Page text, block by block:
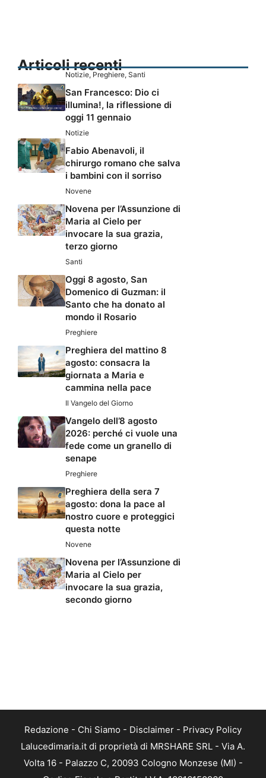
Articoli recenti
Notizie, Preghiere, Santi
San Francesco: Dio ci
illumina!, la riflessione di
oggi 11 gennaio
Notizie
Fabio Abenavoli, il
chirurgo romano che salva
i bambini con il sorriso
Novene
Novena per l’Assunzione di
Maria al Cielo per
invocare la sua grazia,
terzo giorno
Santi
Oggi 8 agosto, San
Domenico di Guzman: il
Santo che ha donato al
mondo il Rosario
Preghiere
Preghiera del mattino 8
agosto: consacra la
giornata a Maria e
cammina nella pace
Il Vangelo del Giorno
Vangelo dell’8 agosto
2026: perché ci vuole una
fede come un granello di
senape
Preghiere
Preghiera della sera 7
agosto: dona la pace al
nostro cuore e proteggici
questa notte
Novene
Novena per l’Assunzione di
Maria al Cielo per
invocare la sua grazia,
secondo giorno
Redazione - Chi Siamo - Disclaimer - Privacy Policy
Lalucedimaria.it di proprietà di MRSHARE SRL - Via A.
Volta 16 - Palazzo C, 20093 Cologno Monzese (MI) -